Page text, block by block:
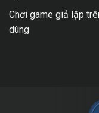
Chơi game giả lập
dùng